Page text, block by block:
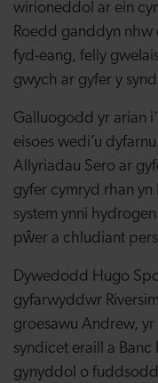
wirioneddol ar ein
Roedd ganddyn
fyd-eang, felly
gwych ar gyfer y
Galluogodd yr arian
eisoes wedi’u
Allyriadau Sero ar
gyfer cymryd rhan
system ynni
pŵer a chludiant
Dywedodd Hugo
gyfarwyddwr
groesawu Andrew,
syndicet eraill a Banc
gynyddol o